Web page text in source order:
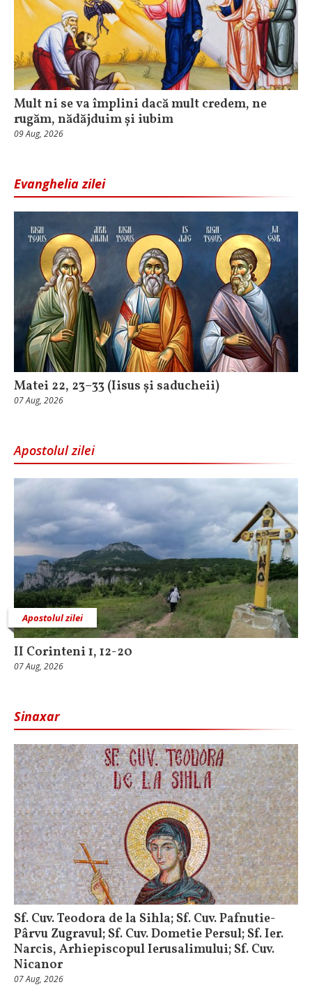
Mult ni se va împlini dacă mult credem, ne
rugăm, nădăjduim și iubim
09 Aug, 2026
Evanghelia zilei
Matei 22, 23–33 (Iisus și saducheii)
07 Aug, 2026
Apostolul zilei
Apostolul zilei
II Corinteni 1, 12-20
07 Aug, 2026
Sinaxar
Sf. Cuv. Teodora de la Sihla; Sf. Cuv. Pafnutie-
Pârvu Zugravul; Sf. Cuv. Dometie Persul; Sf. Ier.
Narcis, Arhiepiscopul Ierusalimului; Sf. Cuv.
Nicanor
07 Aug, 2026